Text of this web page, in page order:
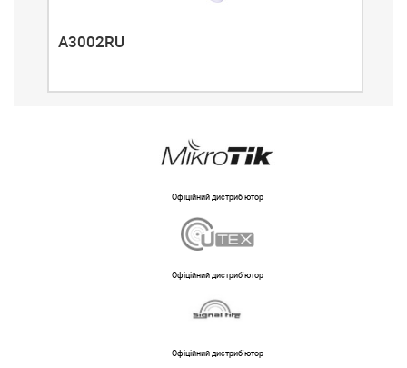
A3002RU
Офіційний дистриб'ютор
Офіційний дистриб'ютор
Офіційний дистриб'ютор